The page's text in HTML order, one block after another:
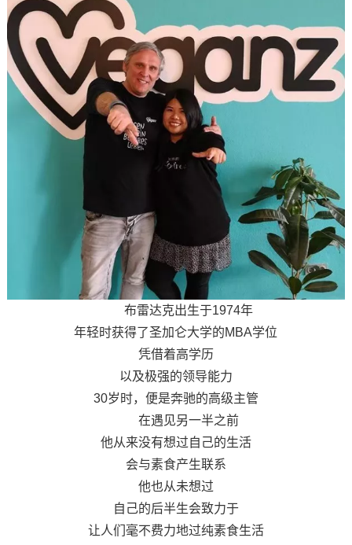
布雷达克出生于1974年
年轻时获得了圣加仑大学的MBA学位
凭借着高学历
以及极强的领导能力
30岁时，便是奔驰的高级主管
在遇见另一半之前
他从来没有想过自己的生活
会与素食产生联系
他也从未想过
自己的后半生会致力于
让人们毫不费力地过纯素食生活